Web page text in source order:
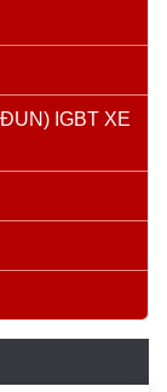
IGBT XE